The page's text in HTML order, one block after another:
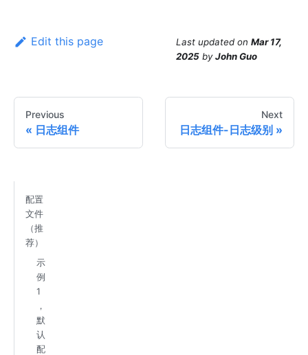
Edit this page Last updated on Mar 17,
2025 byJohn Guo
Previous
日志组件
Next
日志组件-日志级别
配置
文件
（推
荐）
示
例
1
，
默
认
配